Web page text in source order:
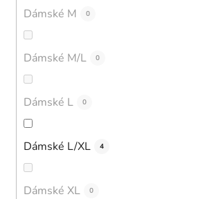
Dámské M 0
Dámské M/L 0
Dámské L 0
Dámské L/XL 4
Dámské XL 0